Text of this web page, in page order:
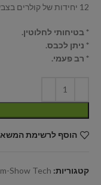
12 יחידות של קולרים בצבעים שונים לסימון גורי כלבים או חתולים.
* בטיחותי לחלוטין.
* ניתן לכבס.
* רב פעמי.
הוסף לרשימת
קטגוריות: Show Tech